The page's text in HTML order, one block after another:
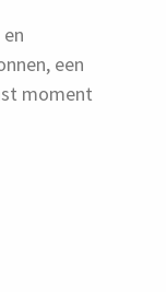
een
moment